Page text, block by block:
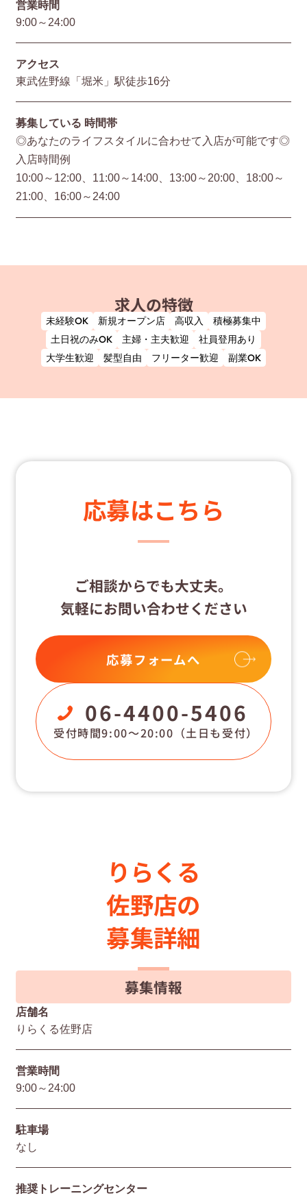
営業時間
9:00～24:00
アクセス
東武佐野線「堀米」駅徒歩16分
募集している 時間帯
◎あなたのライフスタイルに合わせて入店が可能です◎
入店時間例
10:00～12:00、11:00～14:00、13:00～20:00、18:00～
21:00、16:00～24:00
求人の特徴
未経験OK 新規オープン店 高収入
積極募集中
土日祝のみOK
主婦・主夫歓迎
社員登用あり
大学生歓迎
髪型自由 フリーター歓迎 副業OK
応募はこちら
ご相談からでも大丈夫。
気軽にお問い合わせください
応募フォームへ
06-4400-5406
受付時間9:00〜20:00 （土日も受付）
りらくる
佐野店の
募集詳細
募集情報
店舗名
りらくる佐野店
営業時間
9:00～24:00
駐⾞場
なし
推奨トレーニングセンター